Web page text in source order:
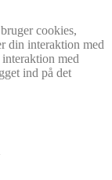
cookies,
din interaktion med
med
ind på det